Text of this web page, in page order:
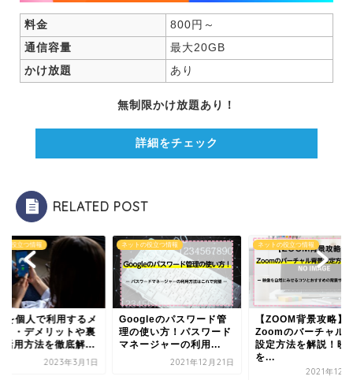
料金
800円～
通信容量
最大20GB
かけ放題
あり
無制限かけ放題あり！
詳細をチェック
RELATED POST
の役立つ情報
を個人で利用するメ
ト・デメリットや裏
活用方法を徹底解...
2023年3月1日
ネットの役立つ情報
Googleのパスワード管
理の使い方！パスワード
マネージャーの利用...
2021年12月21日
ネットの役立つ情報
【ZOOM背景攻略】
Zoomのバーチャル
設定方法を解説！映
を...
2021年12
格安SIM
UQモバイル
BIGLOBE